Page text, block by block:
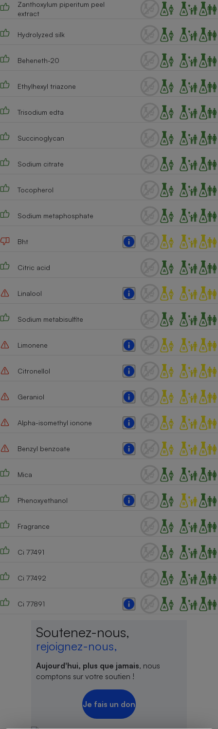
Zanthoxylum piperitum peel
extract
Hydrolyzed silk
Beheneth-20
Ethylhexyl triazone
Trisodium edta
Succinoglycan
Sodium citrate
Tocopherol
Sodium metaphosphate
Bht
Citric acid
Linalool
Sodium metabisulfite
Limonene
Citronellol
Geraniol
Alpha-isomethyl ionone
Benzyl benzoate
Mica
Phenoxyethanol
Fragrance
Ci 77491
Ci 77492
Ci 77891
Soutenez-nous,
rejoignez-nous,
Aujourd'hui, plus que jamais, nous
comptons sur votre soutien !
Je fais un don